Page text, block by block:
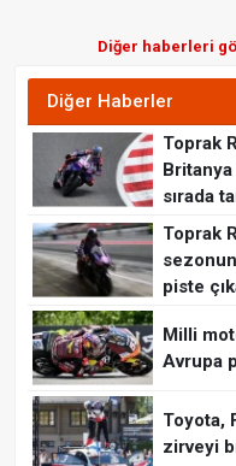
Diğer haberleri
Diğer Haberler
Toprak
Britanya
sırada
Toprak
piste
Milli
Avrupa
Toyota,
zirveyi